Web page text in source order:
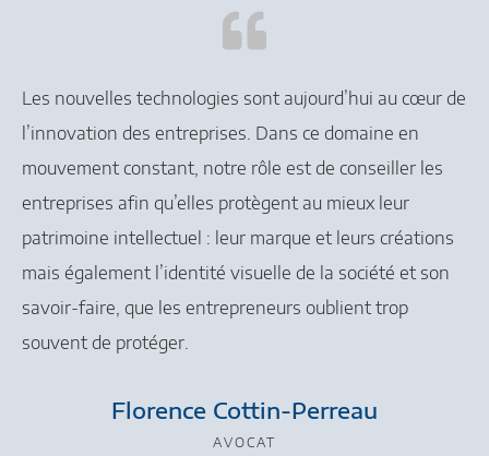
Les nouvelles technologies sont aujourd’hui au cœur de
l’innovation des entreprises. Dans ce domaine en
mouvement constant, notre rôle est de conseiller les
entreprises afin qu’elles protègent au mieux leur
patrimoine intellectuel : leur marque et leurs créations
mais également l’identité visuelle de la société et son
savoir-faire, que les entrepreneurs oublient trop
souvent de protéger.
Florence Cottin-Perreau
AVOCAT